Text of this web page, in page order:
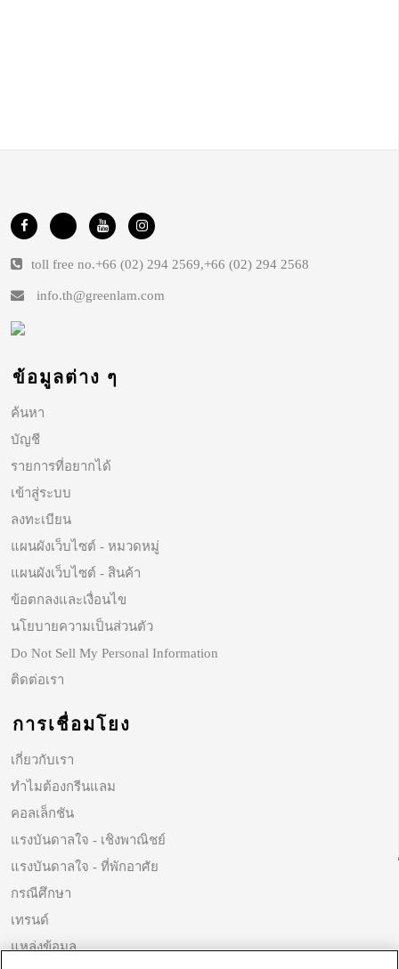
toll free no.+66 (02) 294 2569,+66 (02) 294 2568
info.th@greenlam.com
ข้อมูลต่าง ๆ
ค้นหา
บัญชี
รายการที่อยากได้
เข้าสู่ระบบ
ลงทะเบียน
แผนผังเว็บไซต์ - หมวดหมู่
แผนผังเว็บไซต์ - สินค้า
ข้อตกลงและเงื่อนไข
นโยบายความเป็นส่วนตัว
Do Not Sell My Personal Information
ติดต่อเรา
การเชื่อมโยง
เกี่ยวกับเรา
ทำไมต้องกรีนแลม
คอลเล็กชัน
แรงบันดาลใจ - เชิงพาณิชย์
แรงบันดาลใจ - ที่พักอาศัย
กรณีศึกษา
เทรนด์
แหล่งข้อมูล